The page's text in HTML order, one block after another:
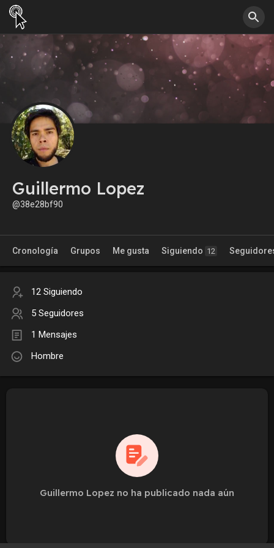
Guillermo Lopez
@38e28bf90
Cronología Grupos Me gusta Siguiendo 12
12 Siguiendo
5 Seguidores
1 Mensajes
Hombre
Guillermo Lopez no ha publicado nada aún